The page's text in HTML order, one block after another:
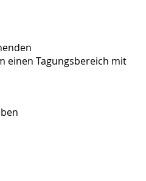
einen Tagungsbereich mit